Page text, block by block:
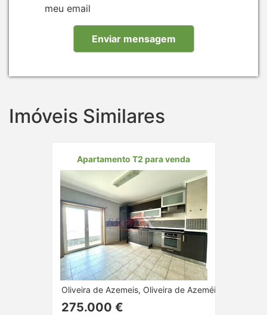
meu email
Imóveis Similares
Apartamento T2 para venda
Oliveira de Azemeis, Oliveira de Azeméis, Aveiro
275.000 €